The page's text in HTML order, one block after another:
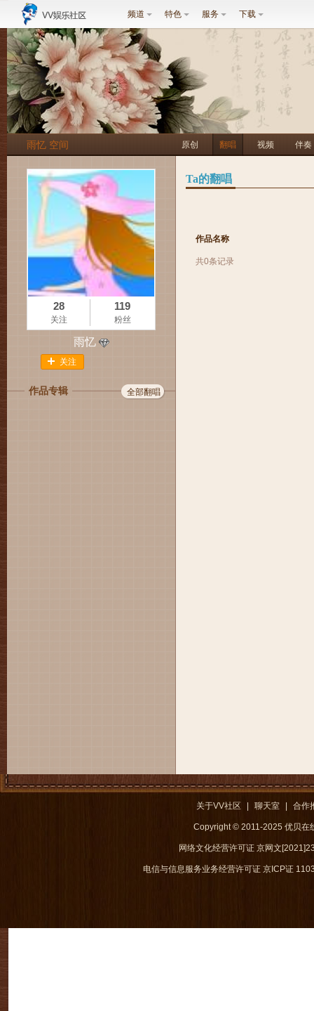
频道 特色 服务 下载
雨忆 空间 原创 翻唱 视频 伴奏
28
关注
119
粉丝
雨忆
关注
作品专辑 全部翻唱
Ta的翻唱
作品名称
共0条记录
关于VV社区 聊天室 合作
Copyright © 2011-2025 优贝在
网络文化经营许可证 京网文
电信与信息服务业务经营许可证 京ICP证